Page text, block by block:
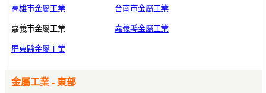
高雄市金屬工業 台南市金屬工業
嘉義市金屬工業 嘉義縣金屬工業
屏東縣金屬工業
金屬工業 - 東部